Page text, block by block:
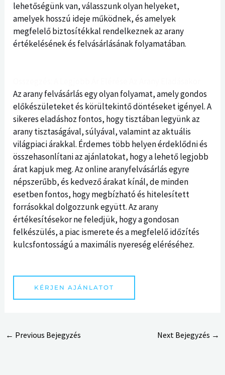
lehetőségünk van, válasszunk olyan helyeket,
amelyek hosszú ideje működnek, és amelyek
megfelelő biztosítékkal rendelkeznek az arany
értékelésének és felvásárlásának folyamatában.
Az arany felvásárlás egy olyan folyamat, amely gondos
előkészületeket és körültekintő döntéseket igényel. A
sikeres eladáshoz fontos, hogy tisztában legyünk az
arany tisztaságával, súlyával, valamint az aktuális
világpiaci árakkal. Érdemes több helyen érdeklődni és
összehasonlítani az ajánlatokat, hogy a lehető legjobb
árat kapjuk meg. Az online aranyfelvásárlás egyre
népszerűbb, és kedvező árakat kínál, de minden
esetben fontos, hogy megbízható és hitelesített
forrásokkal dolgozzunk együtt. Az arany
értékesítésekor ne feledjük, hogy a gondosan
felkészülés, a piac ismerete és a megfelelő időzítés
kulcsfontosságú a maximális nyereség eléréséhez.
KÉRJEN AJÁNLATOT
← Previous Bejegyzés Next Bejegyzés →